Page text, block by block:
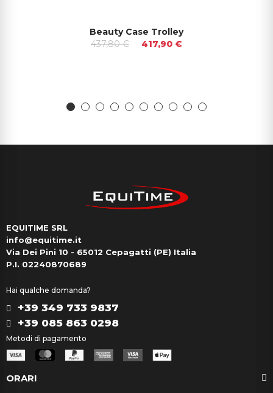
Beauty Case Trolley
437,80 €
417,90 €
EQUITIME SRL
info@equitime.it
Via Dei Pini 10 - 65012 Cepagatti (PE) Italia
P.I. 02240870689
Hai qualche domanda?
+39 349 733 9837
+39 085 863 0298
Metodi di pagamento
ORARI